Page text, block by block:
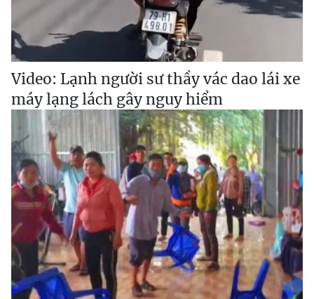
Video: Lạnh người sư thầy vác dao lái xe
máy lạng lách gây nguy hiểm